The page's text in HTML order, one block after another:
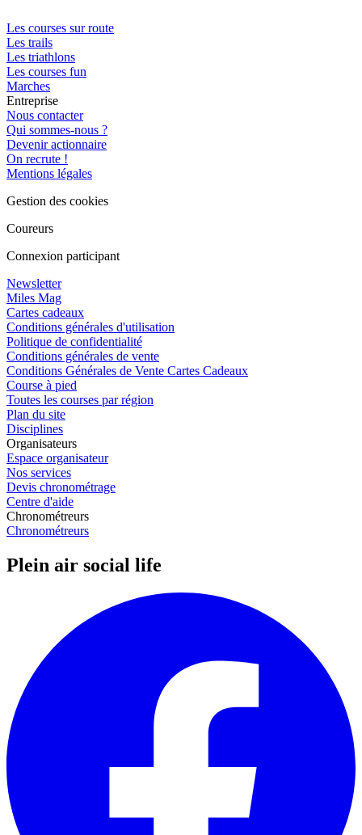
Les courses sur route
Les trails
Les triathlons
Les courses fun
Marches
Entreprise
Nous contacter
Qui sommes-nous ?
Devenir actionnaire
On recrute !
Mentions légales
Gestion des cookies
Coureurs
Connexion participant
Newsletter
Miles Mag
Cartes cadeaux
Conditions générales d'utilisation
Politique de confidentialité
Conditions générales de vente
Conditions Générales de Vente Cartes Cadeaux
Course à pied
Toutes les courses par région
Plan du site
Disciplines
Organisateurs
Espace organisateur
Nos services
Devis chronométrage
Centre d'aide
Chronométreurs
Chronométreurs
Plein air social life